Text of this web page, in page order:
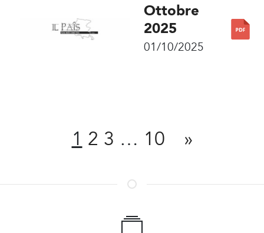
Ottobre
2025
01/10/2025
1 2 3 … 10 »